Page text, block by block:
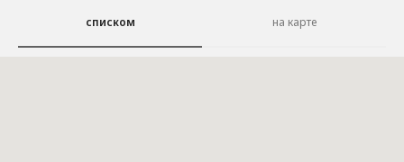
списком на карте